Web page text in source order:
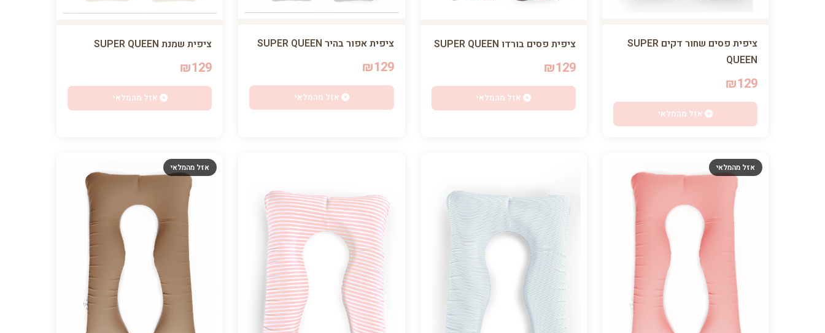
ציפית פסים שחור דקים SUPER
QUEEN
₪129
אזל מהמלאי
ציפית פסים בורדו SUPER QUEEN
₪129
אזל מהמלאי
ציפית אפור בהיר SUPER QUEEN
₪129
אזל מהמלאי
ציפית שמנת SUPER QUEEN
₪129
אזל מהמלאי
אזל מהמלאי אזל מהמלאי